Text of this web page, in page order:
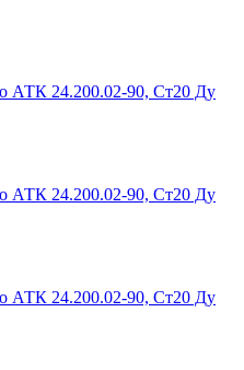
АТК 24.200.02-90, Ст20 Ду
АТК 24.200.02-90, Ст20 Ду
АТК 24.200.02-90, Ст20 Ду